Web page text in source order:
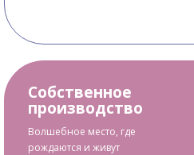
Собственное
производство
Волшебное место, где
рождаются и живут